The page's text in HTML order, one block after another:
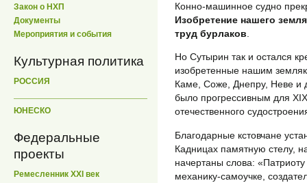
Закон о НХП
Документы
Мероприятия и события
Культурная политика
РОССИЯ
ЮНЕСКО
Федеральные
проекты
Ремесленник XXI век
Конно-машинное судно
Изобретение нашего
труд бурлаков
Но Сутырин так и остался
изобретенные нашим
Каме, Соже, Днепру, Неве и
было прогрессивным для
отечественного
Благодарные кстовчане
Кадницах памятную стелу,
начертаны слова:
механику-самоучке,